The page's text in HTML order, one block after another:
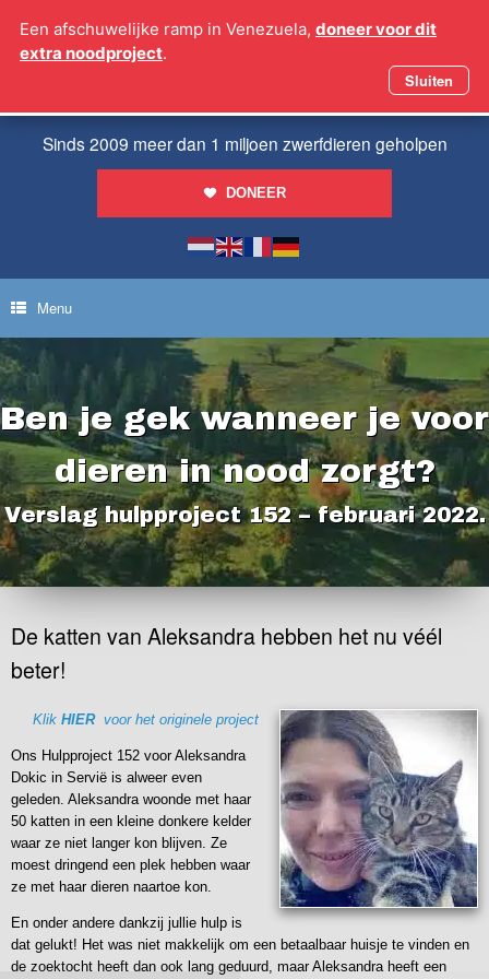
naar
Sinds 2009 meer dan 1 miljoen zwerfdieren geholpen
DONEER
Menu
Ben je gek wanneer je voor
dieren in nood zorgt?
Verslag hulpproject 152 – februari 2022.
De katten van Aleksandra hebben het nu véél
beter!
Klik HIERvoor het originele project
Ons Hulpproject 152 voor Aleksandra
Dokic in Servië is alweer even
geleden. Aleksandra woonde met haar
50 katten in een kleine donkere kelder
waar ze niet langer kon blijven. Ze
moest dringend een plek hebben waar
ze met haar dieren naartoe kon.
En onder andere dankzij jullie hulp is
dat gelukt! Het was niet makkelijk om een betaalbaar huisje te vinden en
de zoektocht heeft dan ook lang geduurd, maar Aleksandra heeft een
Een afschuwelijke ramp in Venezuela, doneer voor dit
extra noodproject.
Sluiten